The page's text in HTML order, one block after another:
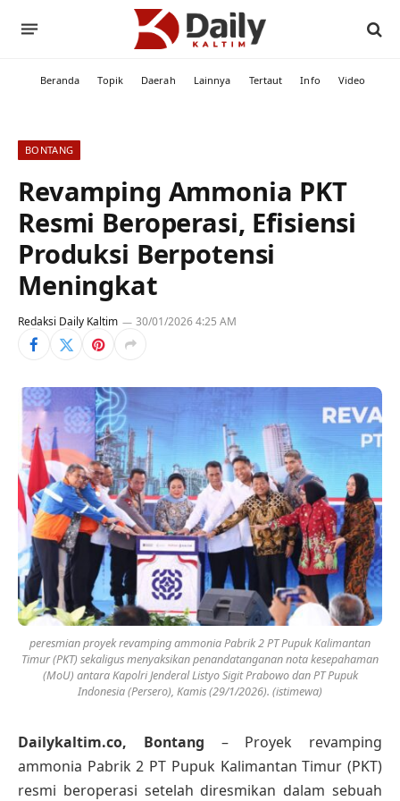
Beranda Topik Daerah Lainnya Tertaut Info Video
BONTANG
Revamping Ammonia PKT
Resmi Beroperasi, Efisiensi
Produksi Berpotensi
Meningkat
Redaksi Daily Kaltim 30/01/2026 4:25 AM
peresmian proyek revamping ammonia Pabrik 2 PT Pupuk Kalimantan
Timur (PKT) sekaligus menyaksikan penandatanganan nota kesepahaman
(MoU) antara Kapolri Jenderal Listyo Sigit Prabowo dan PT Pupuk
Indonesia (Persero), Kamis (29/1/2026). (istimewa)
Dailykaltim.co, Bontang – Proyek revamping
ammonia Pabrik 2 PT Pupuk Kalimantan Timur (PKT)
resmi beroperasi setelah diresmikan dalam sebuah